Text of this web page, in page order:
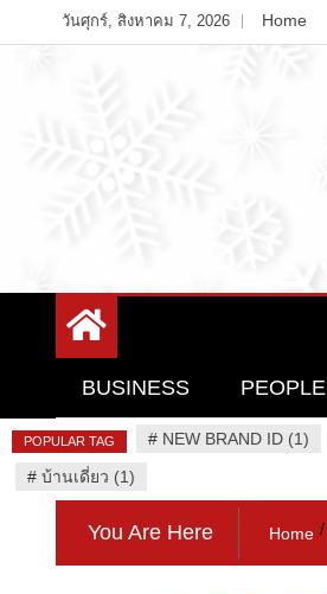
to
วันศุกร์, สิงหาคม 7, 2026 Home
94 Report.com
BUSINESS PEOPLE
POPULAR TAG # NEW BRAND ID (1)
# บ้านเดี่ยว (1)
You Are Here Home